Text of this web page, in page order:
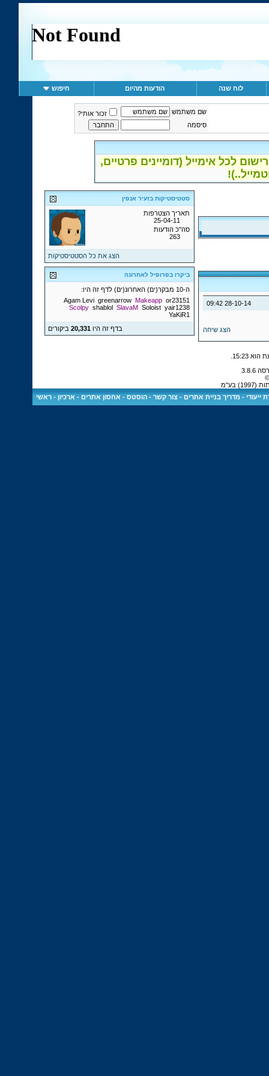
לוח שנה הודעות מהיום חיפוש
שם משתמש
זכור אותי?
סיסמה
לכל אימייל (דומיינים פרטיים,
28-10-14
09:42
הצג שיחה
סטטיסטיקות בזעיר אנפין
תאריך הצטרפות
25-04-11
סה"כ הודעות
263
הצג את כל הסטטיסטיקות
ביקרו בפרופיל לאחרונה
ה-10 מבקר(ים) האחרונ(ים) לדף זה היו:
Agam Levi greenarrow Makeapp or23151
Scolpy shablol SlavaM Soloist yair1238
YaKiR1
בדף זה היו20,331 ביקורים
15:23
בע"מ
ייעודי -מדריך בניית אתרים -צור קשר -הוסטס - אחסון אתרים - ארכיון -ראשי